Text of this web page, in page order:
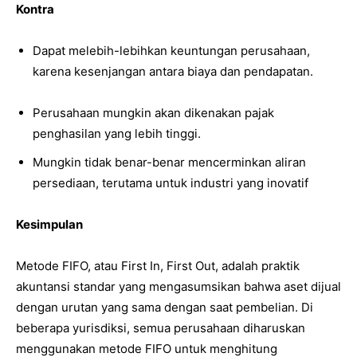
Kontra
Dapat melebih-lebihkan keuntungan perusahaan,
karena kesenjangan antara biaya dan pendapatan.
Perusahaan mungkin akan dikenakan pajak
penghasilan yang lebih tinggi.
Mungkin tidak benar-benar mencerminkan aliran
persediaan, terutama untuk industri yang inovatif
Kesimpulan
Metode FIFO, atau First In, First Out, adalah praktik
akuntansi standar yang mengasumsikan bahwa aset dijual
dengan urutan yang sama dengan saat pembelian. Di
beberapa yurisdiksi, semua perusahaan diharuskan
menggunakan metode FIFO untuk menghitung